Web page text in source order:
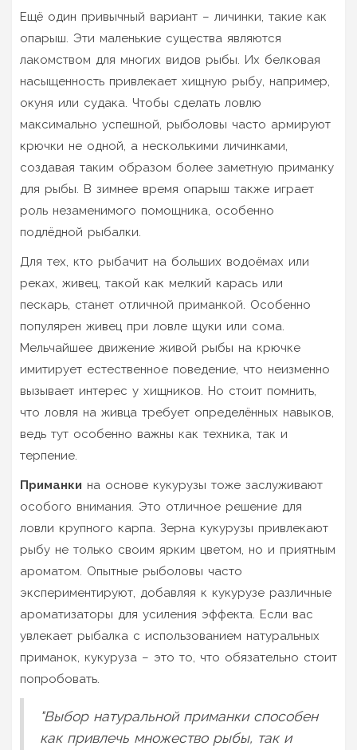
Ещё один привычный вариант – личинки, такие как
опарыш. Эти маленькие существа являются
лакомством для многих видов рыбы. Их белковая
насыщенность привлекает хищную рыбу, например,
окуня или судака. Чтобы сделать ловлю
максимально успешной, рыболовы часто армируют
крючки не одной, а несколькими личинками,
создавая таким образом более заметную приманку
для рыбы. В зимнее время опарыш также играет
роль незаменимого помощника, особенно
подлёдной рыбалки.
Для тех, кто рыбачит на больших водоёмах или
реках, живец, такой как мелкий карась или
пескарь, станет отличной приманкой. Особенно
популярен живец при ловле щуки или сома.
Мельчайшее движение живой рыбы на крючке
имитирует естественное поведение, что неизменно
вызывает интерес у хищников. Но стоит помнить,
что ловля на живца требует определённых навыков,
ведь тут особенно важны как техника, так и
терпение.
Приманки на основе кукурузы тоже заслуживают
особого внимания. Это отличное решение для
ловли крупного карпа. Зерна кукурузы привлекают
рыбу не только своим ярким цветом, но и приятным
ароматом. Опытные рыболовы часто
экспериментируют, добавляя к кукурузе различные
ароматизаторы для усиления эффекта. Если вас
увлекает рыбалка с использованием натуральных
приманок, кукуруза – это то, что обязательно стоит
попробовать.
"Выбор натуральной приманки способен
как привлечь множество рыбы, так и